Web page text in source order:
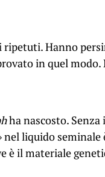
ripetuti. Hanno
in quel modo.
ha nascosto.
nel liquido
è il materiale